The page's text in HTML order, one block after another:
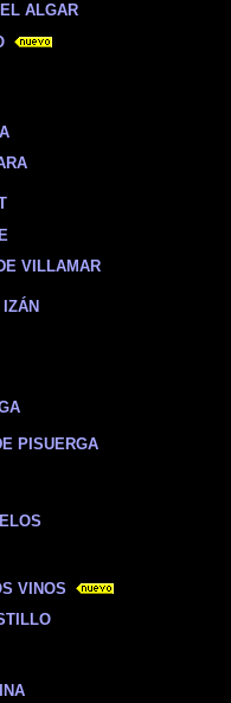
ALGAR
VILLAMAR
PISUERGA
VINOS